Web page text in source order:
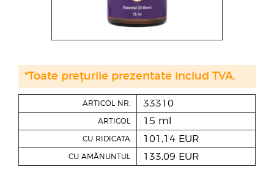
ARTICOL NR. 33310
ARTICOL 15 ml
CU RIDICATA 101,14 EUR
CU AMĂNUNTUL 133,09 EUR
*Toate prețurile prezentate includ TVA.